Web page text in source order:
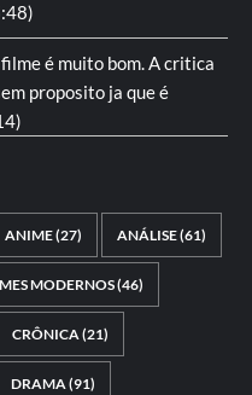
é muito bom. A critica
proposito ja que é
ANIME(27) ANÁLISE(61)
MODERNOS(46)
CRÔNICA(21)
DRAMA(91)